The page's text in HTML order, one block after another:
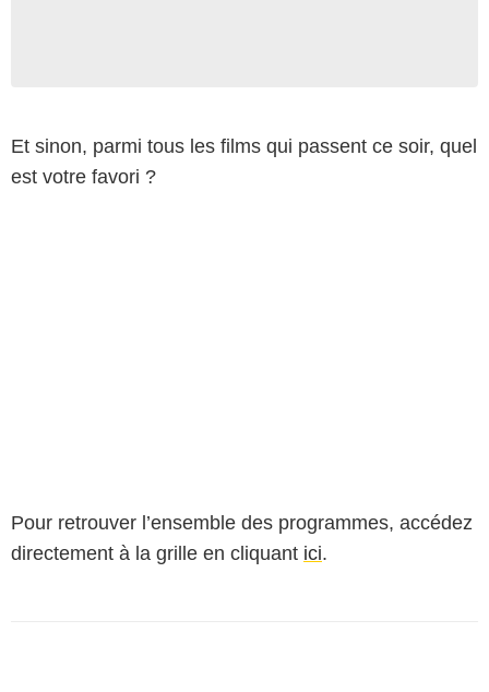
Et sinon, parmi tous les films qui passent ce soir, quel
est votre favori ?
Pour retrouver l’ensemble des programmes, accédez
directement à la grille en cliquant ici.